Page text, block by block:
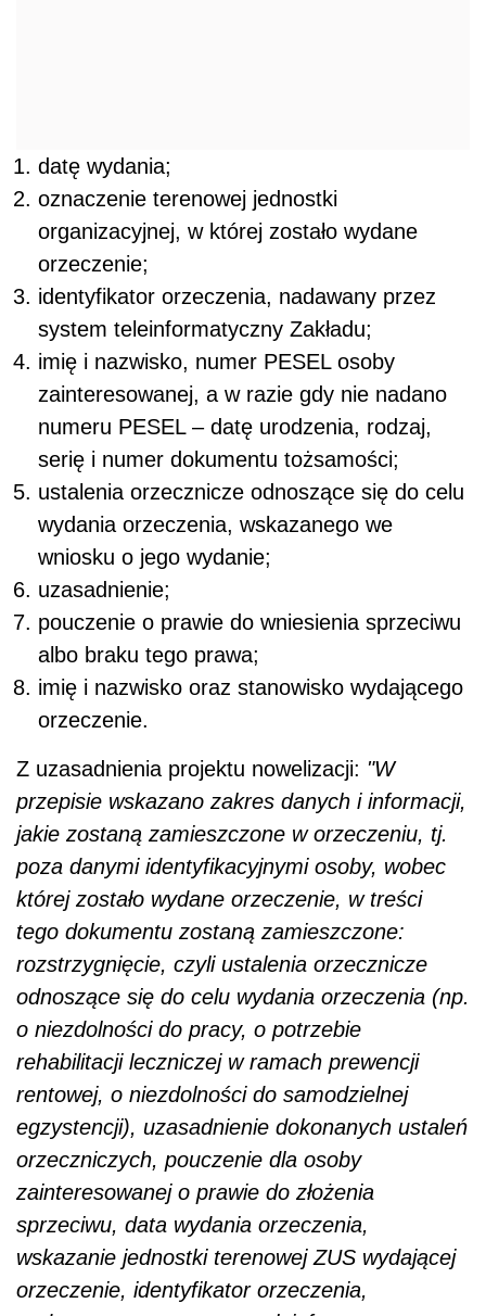
datę wydania;
oznaczenie terenowej jednostki
organizacyjnej, w której zostało wydane
orzeczenie;
identyfikator orzeczenia, nadawany przez
system teleinformatyczny Zakładu;
imię i nazwisko, numer PESEL osoby
zainteresowanej, a w razie gdy nie nadano
numeru PESEL – datę urodzenia, rodzaj,
serię i numer dokumentu tożsamości;
ustalenia orzecznicze odnoszące się do celu
wydania orzeczenia, wskazanego we
wniosku o jego wydanie;
uzasadnienie;
pouczenie o prawie do wniesienia sprzeciwu
albo braku tego prawa;
imię i nazwisko oraz stanowisko wydającego
orzeczenie.
Z uzasadnienia projektu nowelizacji: "W
przepisie wskazano zakres danych i informacji,
jakie zostaną zamieszczone w orzeczeniu, tj.
poza danymi identyfikacyjnymi osoby, wobec
której zostało wydane orzeczenie, w treści
tego dokumentu zostaną zamieszczone:
rozstrzygnięcie, czyli ustalenia orzecznicze
odnoszące się do celu wydania orzeczenia (np.
o niezdolności do pracy, o potrzebie
rehabilitacji leczniczej w ramach prewencji
rentowej, o niezdolności do samodzielnej
egzystencji), uzasadnienie dokonanych ustaleń
orzeczniczych, pouczenie dla osoby
zainteresowanej o prawie do złożenia
sprzeciwu, data wydania orzeczenia,
wskazanie jednostki terenowej ZUS wydającej
orzeczenie, identyfikator orzeczenia,